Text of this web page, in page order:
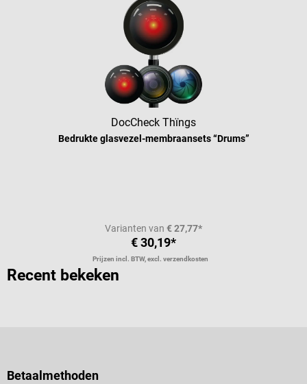
DocCheck Thïngs
Bedrukte glasvezel-membraansets “Drums”
Varianten van € 27,77*
€ 30,19*
Prijzen incl. BTW, excl. verzendkosten
Recent bekeken
Betaalmethoden